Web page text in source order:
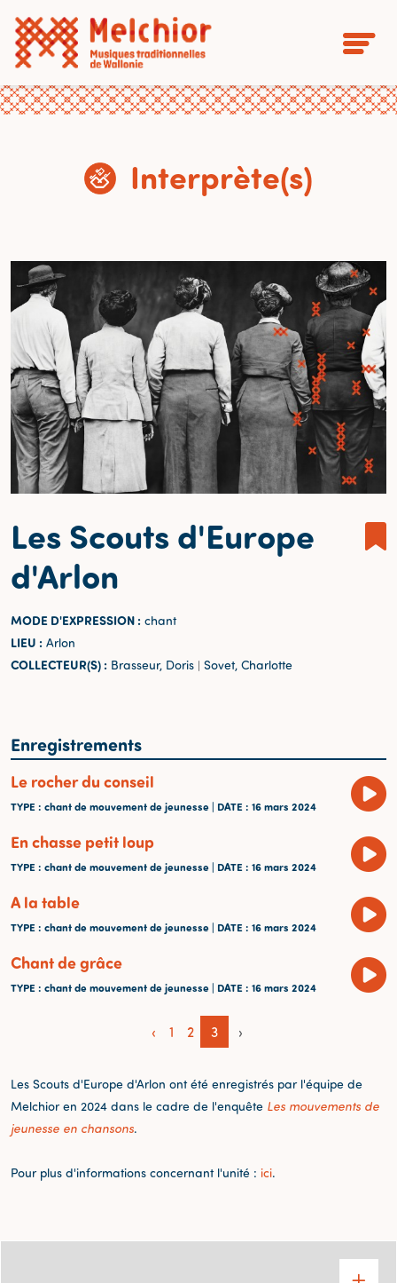
Interprète(s)
Les Scouts d'Europe
d'Arlon
MODE D'EXPRESSION : chant
LIEU : Arlon
COLLECTEUR(S) : Brasseur, Doris | Sovet, Charlotte
Enregistrements
Le rocher du conseil
TYPE : chant de mouvement de jeunesse | DATE : 16 mars 2024
En chasse petit loup
TYPE : chant de mouvement de jeunesse | DATE : 16 mars 2024
A la table
TYPE : chant de mouvement de jeunesse | DATE : 16 mars 2024
Chant de grâce
TYPE : chant de mouvement de jeunesse | DATE : 16 mars 2024
‹ 1 2 3 ›
Les Scouts d'Europe d'Arlon ont été enregistrés par l'équipe de
Melchior en 2024 dans le cadre de l'enquête Les mouvements de
jeunesse en chansons.
Pour plus d'informations concernant l'unité : ici.